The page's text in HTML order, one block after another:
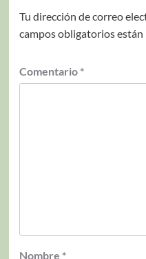
Tu dirección de correo
campos obligatorios están
Comentario *
Nombre *